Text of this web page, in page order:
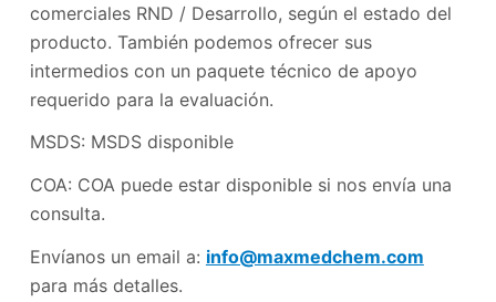
comerciales RND / Desarrollo, según el estado del
producto. También podemos ofrecer sus
intermedios con un paquete técnico de apoyo
requerido para la evaluación.
MSDS: MSDS disponible
COA: COA puede estar disponible si nos envía una
consulta.
Envíanos un email a: info@maxmedchem.com
para más detalles.